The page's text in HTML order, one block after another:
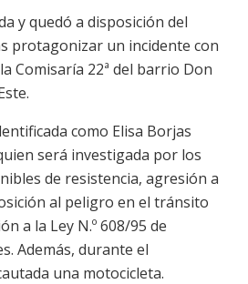
y quedó a disposición del
protagonizar un incidente con
Comisaría 22ª del barrio Don
como Elisa Borjas
será investigada por los
de resistencia, agresión a
al peligro en el tránsito
a la Ley N.º 608/95 de
Además, durante el
una motocicleta.